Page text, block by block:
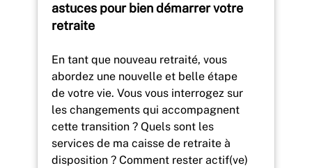
astuces pour bien démarrer votre
retraite
En tant que nouveau retraité, vous
abordez une nouvelle et belle étape
de votre vie. Vous vous interrogez sur
les changements qui accompagnent
cette transition ? Quels sont les
services de ma caisse de retraite à
disposition ? Comment rester actif(ve)